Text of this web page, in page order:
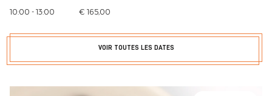
10:00 - 13:00 € 165,00
VOIR TOUTES LES DATES